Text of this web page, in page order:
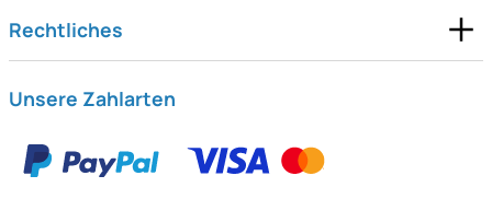
Rechtliches
Unsere Zahlarten